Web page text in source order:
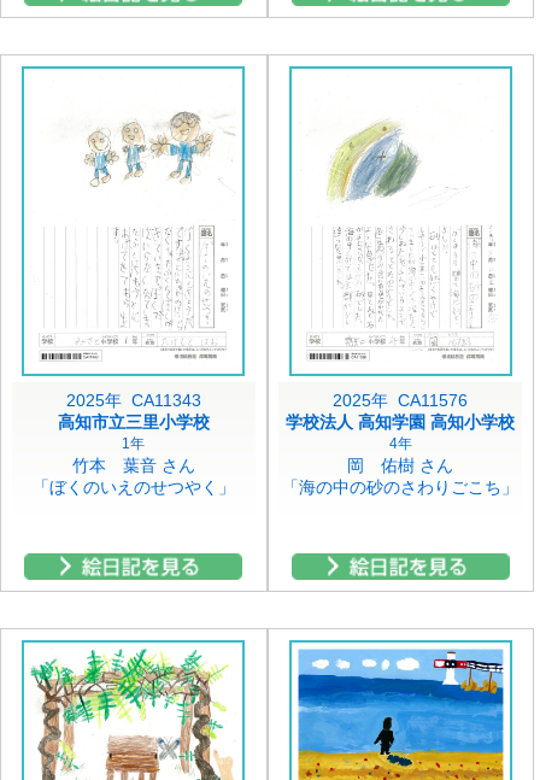
2025年 CA11343
高知市立三里小学校
1年
竹本 葉音 さん
「ぼくのいえのせつやく」
2025年 CA11576
学校法人 高知学園 高知小学校
4年
岡 佑樹 さん
「海の中の砂のさわりごこち」